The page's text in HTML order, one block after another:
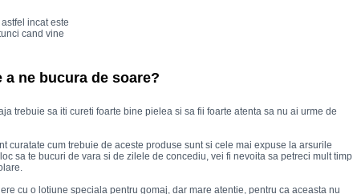
incat este
cand vine
ne bucura de soare?
trebuie sa iti cureti foarte bine pielea si sa fii foarte atenta sa nu ai urme de
curatate cum trebuie de aceste produse sunt si cele mai expuse la arsurile
sa te bucuri de vara si de zilele de concediu, vei fi nevoita sa petreci mult timp
cu o lotiune speciala pentru gomaj, dar mare atentie, pentru ca aceasta nu